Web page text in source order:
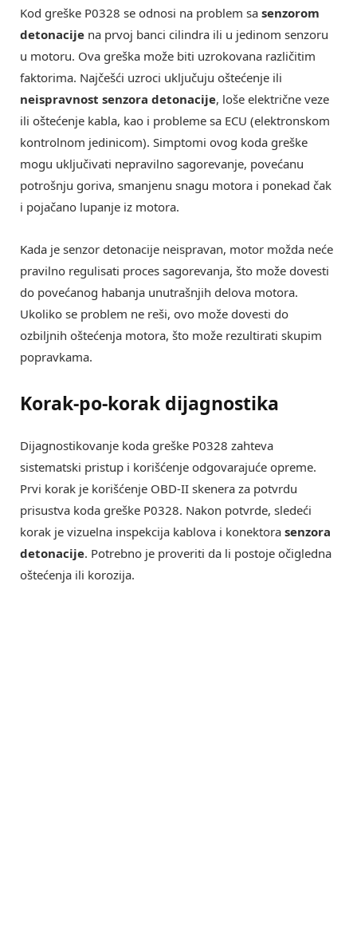
Kod greške P0328 se odnosi na problem sa senzorom
detonacije na prvoj banci cilindra ili u jedinom senzoru
u motoru. Ova greška može biti uzrokovana različitim
faktorima. Najčešći uzroci uključuju oštećenje ili
neispravnost senzora detonacije, loše električne veze
ili oštećenje kabla, kao i probleme sa ECU (elektronskom
kontrolnom jedinicom). Simptomi ovog koda greške
mogu uključivati nepravilno sagorevanje, povećanu
potrošnju goriva, smanjenu snagu motora i ponekad čak
i pojačano lupanje iz motora.
Kada je senzor detonacije neispravan, motor možda neće
pravilno regulisati proces sagorevanja, što može dovesti
do povećanog habanja unutrašnjih delova motora.
Ukoliko se problem ne reši, ovo može dovesti do
ozbiljnih oštećenja motora, što može rezultirati skupim
popravkama.
Korak-po-korak dijagnostika
Dijagnostikovanje koda greške P0328 zahteva
sistematski pristup i korišćenje odgovarajuće opreme.
Prvi korak je korišćenje OBD-II skenera za potvrdu
prisustva koda greške P0328. Nakon potvrde, sledeći
korak je vizuelna inspekcija kablova i konektora senzora
detonacije. Potrebno je proveriti da li postoje očigledna
oštećenja ili korozija.